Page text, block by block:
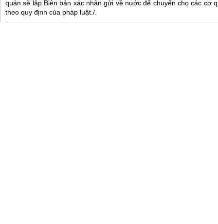
quán sẽ lập Biên bản xác nhận gửi về nước để chuyển cho các cơ
theo quy định của pháp luật./.